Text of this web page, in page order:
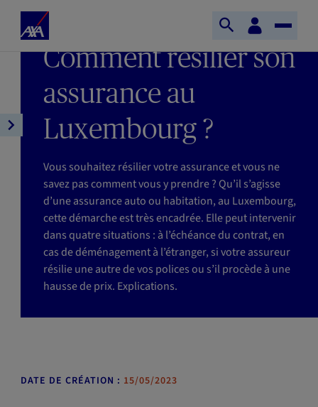
Aller au contenu principal
Accueil
AXA
Espace
client
Ouvrir
la
recherche
Toggle
DERNIÈRE MISE À JOUR : 08/06/2026
Comment résilier son
assurance au
Luxembourg ?
Vous souhaitez résilier votre assurance et vous ne
savez pas comment vous y prendre ? Qu’il s’agisse
d’une assurance auto ou habitation, au Luxembourg,
cette démarche est très encadrée. Elle peut intervenir
dans quatre situations : à l’échéance du contrat, en
cas de déménagement à l’étranger, si votre assureur
résilie une autre de vos polices ou s’il procède à une
hausse de prix. Explications.
Ouvrir
navigation
l'article
DATE DE CRÉATION : 15/05/2023